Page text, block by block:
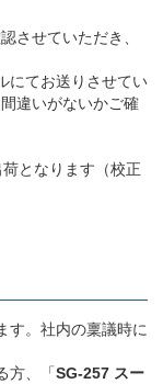
させていただき、
にてお送りさせてい
違いがないかご確
となります（校正
す。社内の稟議時に
方、「SG-257 スー